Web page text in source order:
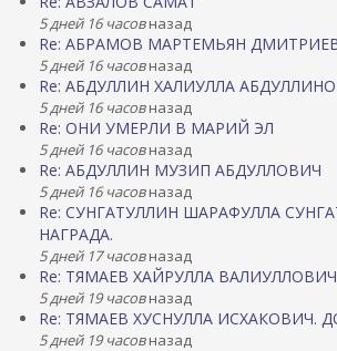
5 дней 16 часовназад
Re: АБРАМОВ МАРТЕМЬЯН
5 дней 16 часовназад
Re: АБДУЛЛИН ХАЛИУЛЛА
5 дней 16 часовназад
Re: ОНИ УМЕРЛИ В МАРИЙ ЭЛ
5 дней 16 часовназад
Re: АБДУЛЛИН МУЗИП АБДУЛЛОВИЧ
5 дней 16 часовназад
Re: СУНГАТУЛЛИН ШАРАФУЛЛА
НАГРАДА.
5 дней 17 часовназад
Re: ТЯМАЕВ ХАЙРУЛЛА ВАЛИУЛЛОВИЧ
5 дней 19 часовназад
Re: ТЯМАЕВ ХУСНУЛЛА ИСХАКОВИЧ.
5 дней 19 часовназад